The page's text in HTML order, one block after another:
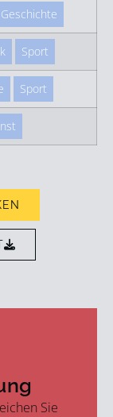
Geschichte
Sport
Sport
Sie